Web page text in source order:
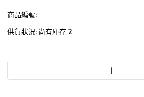
商品編號:
供貨狀況: 尚有庫存 2